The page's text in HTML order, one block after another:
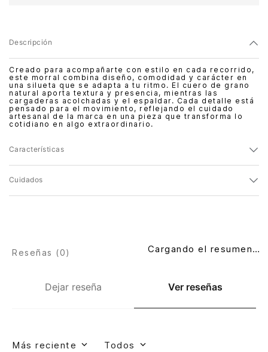
Descripción
Creado para acompañarte con estilo en cada recorrido,
este morral combina diseño, comodidad y carácter en
una silueta que se adapta a tu ritmo. El cuero de grano
natural aporta textura y presencia, mientras las
cargaderas acolchadas y el espaldar. Cada detalle está
pensado para el movimiento, reflejando el cuidado
artesanal de la marca en una pieza que transforma lo
cotidiano en algo extraordinario.
Características
Cuidados
Dejar reseña Ver reseñas
Reseñas (0) Cargando el resumen…
Más reciente Todos